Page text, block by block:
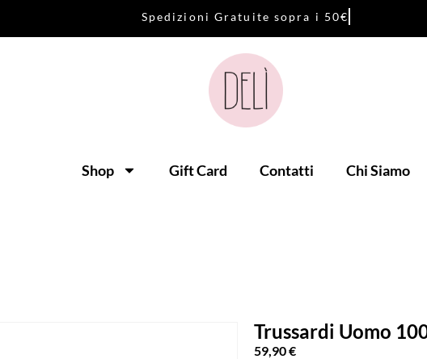
Sped izi on i Gratu ite sopra i 50€
Shop Gift Card Contatti Chi Siamo
Trussardi Uomo
59,90€